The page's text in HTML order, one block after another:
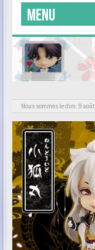
MENU
Nous sommes le dim. 9 août